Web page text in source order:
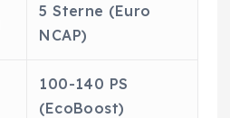
5 Sterne (Euro
NCAP)
100-140 PS
(EcoBoost)